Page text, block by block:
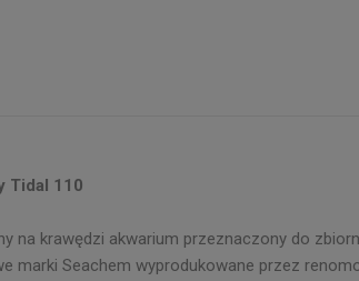
Tidal 110
na krawędzi akwarium przeznaczony do
marki Seachem wyprodukowane przez